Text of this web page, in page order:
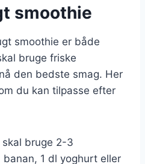
smoothie
smoothie er både
bruge friske
den bedste smag. Her
du kan tilpasse efter
skal bruge 2-3
banan, 1 dl yoghurt eller